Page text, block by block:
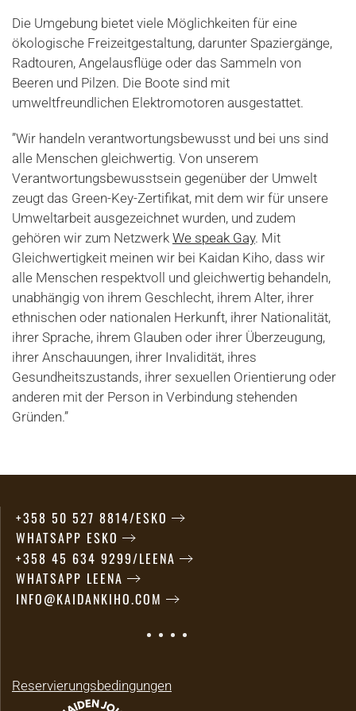
Die Umgebung bietet viele Möglichkeiten für eine
ökologische Freizeitgestaltung, darunter Spaziergänge,
Radtouren, Angelausflüge oder das Sammeln von
Beeren und Pilzen. Die Boote sind mit
umweltfreundlichen Elektromotoren ausgestattet.
”Wir handeln verantwortungsbewusst und bei uns sind
alle Menschen gleichwertig. Von unserem
Verantwortungsbewusstsein gegenüber der Umwelt
zeugt das Green-Key-Zertifikat, mit dem wir für unsere
Umweltarbeit ausgezeichnet wurden, und zudem
gehören wir zum Netzwerk We speak Gay. Mit
Gleichwertigkeit meinen wir bei Kaidan Kiho, dass wir
alle Menschen respektvoll und gleichwertig behandeln,
unabhängig von ihrem Geschlecht, ihrem Alter, ihrer
ethnischen oder nationalen Herkunft, ihrer Nationalität,
ihrer Sprache, ihrem Glauben oder ihrer Überzeugung,
ihrer Anschauungen, ihrer Invalidität, ihres
Gesundheitszustands, ihrer sexuellen Orientierung oder
anderen mit der Person in Verbindung stehenden
Gründen.”
+358 50 527 8814/ESKO
WHATSAPP ESKO
+358 45 634 9299/LEENA
WHATSAPP LEENA
INFO@KAIDANKIHO.COM
Reservierungsbedingungen